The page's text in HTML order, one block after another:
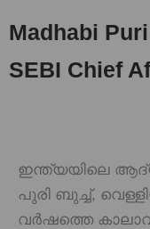
Madhabi
SEBI Chief
ഇന്ത്യയിലെ
പുരി ബുച്ച്,
വർഷത്തെ